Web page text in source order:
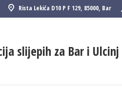
Rista Lekića D10 P F 129, 85000, Bar
slijepih za Bar i Ulcinj
KORISNE INFORMACIJE